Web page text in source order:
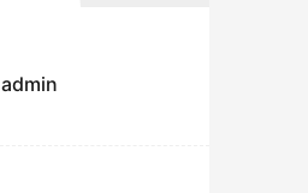
admin